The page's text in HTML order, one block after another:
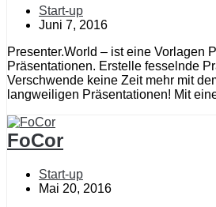
Start-up
Juni 7, 2016
Presenter.World – ist eine Vorlagen
Präsentationen. Erstelle fesselnde
Verschwende keine Zeit mehr mit
langweiligen Präsentationen! Mit
FoCor
Start-up
Mai 20, 2016